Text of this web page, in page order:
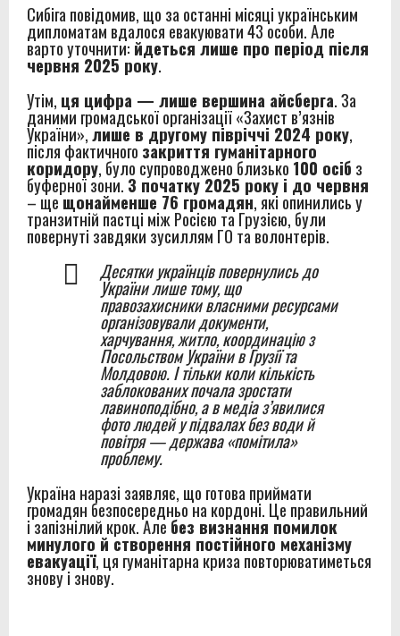
Сибіга повідомив, що за останні місяці українським
дипломатам вдалося евакуювати 43 особи. Але
варто уточнити: йдеться лише про період після
червня 2025 року.
Утім, ця цифра — лише вершина айсберга. За
даними громадської організації «Захист в’язнів
України»,лише в другому півріччі 2024 року,
після фактичного закриття гуманітарного
коридору, було супроводжено близько 100 осіб з
буферної зони. З початку 2025 року і до червня
– щещонайменше 76 громадян, які опинились у
транзитній пастці між Росією та Грузією, були
повернуті завдяки зусиллям ГО та волонтерів.
Десятки українців повернулись до
України лише тому, що
правозахисники власними ресурсами
організовували документи,
харчування, житло, координацію з
Посольством України в Грузії та
Молдовою. І тільки коли кількість
заблокованих почала зростати
лавиноподібно, а в медіа з’явилися
фото людей у підвалах без води й
повітря — держава «помітила»
проблему.
Україна наразі заявляє, що готова приймати
громадян безпосередньо на кордоні. Це правильний
і запізнілий крок. Але без визнання помилок
минулого й створення постійного механізму
евакуації, ця гуманітарна криза повторюватиметься
знову і знову.